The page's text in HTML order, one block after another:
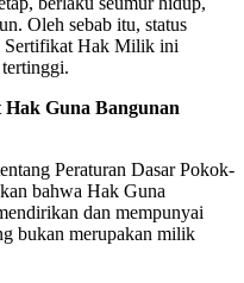
Oleh sebab itu, status
Sertifikat Hak Milik ini
Guna Bangunan
Peraturan Dasar Pokok-
bahwa Hak Guna
dan mempunyai
bukan merupakan milik